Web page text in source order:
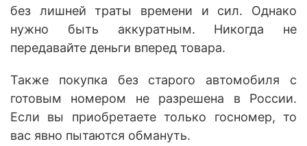
без лишней траты времени и сил. Однако
нужно быть аккуратным. Никогда не
передавайте деньги вперед товара.
Также покупка без старого автомобиля с
готовым номером не разрешена в России.
Если вы приобретаете только госномер, то
вас явно пытаются обмануть.